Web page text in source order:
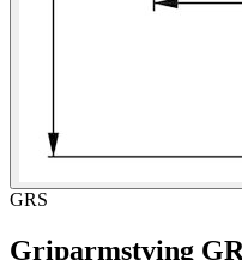
GRS
Griparmstving